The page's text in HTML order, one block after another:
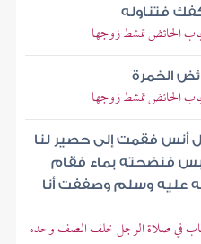
فتناوله
الحائض تمشط زوجها
الخمرة
الحائض تمشط زوجها
أنس فقمت إلى حصير لنا
فنضحته بماء فقام
عليه وسلم وصففت أنا
في صلاة الرجل خلف الصف وحده